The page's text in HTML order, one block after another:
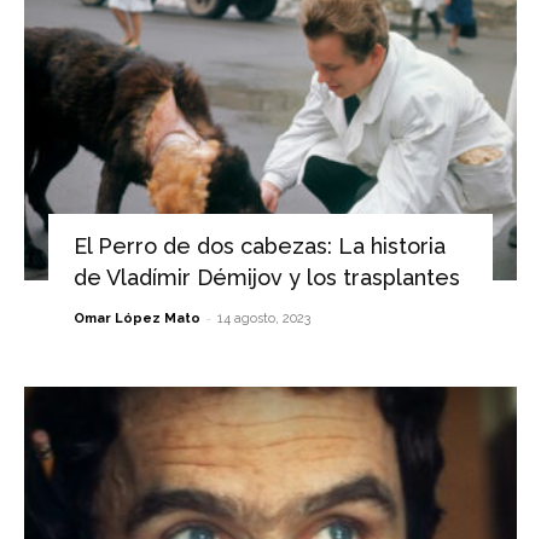
El Perro de dos cabezas: La historia
de Vladímir Démijov y los trasplantes
Omar López Mato - 14 agosto, 2023